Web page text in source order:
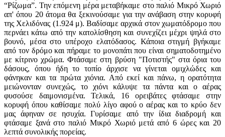
“Ρίζωμα”. Την επόμενη μέρα μεταβήκαμε στο παλιό Μικρό Χωριό
απ' όπου 20 άτομα θα ξεκινούσαμε για την ανάβαση στην κορυφή
της Χελιδόνας (1.924 μ). Βαδίσαμε αρχικά στον χωματόδρομο που
περνάει κάτω από την κατολίσθηση και συνεχίζει μέχρι ψηλά στο
βουνό, μέσα στο υπέροχο ελατόδασος. Κάποια στιγμή βγήκαμε
από τον δρόμο και πήραμε το μονοπάτι που είναι σηματοδοτημένο
με κίτρινο χρώμα. Φτάσαμε στη βρύση "Ποτιστής" στα όρια του
δάσους, όπου ήδη το τοπίο άρχισε να γίνεται ομιχλώδες και
φάνηκαν και τα πρώτα χιόνια. Από εκεί και πάνω, η ορατότητα
μειώνονταν συνεχώς, το χιόνι κάλυψε τα πάντα και ο αέρας
φυσούσε δαιμονισμένα. Τελικά, 16 ορειβάτες φτάσαμε στην
κορυφή όπου καθίσαμε πολύ λίγο αφού ο αέρας και το κρύο δεν
μας άφηναν σε ησυχία. Γυρίσαμε από την ίδια διαδρομή και
φτάσαμε ξανά στο παλιό Μικρό Χωριό μετά από 6 ώρες και 20
λεπτά συνολικής πορείας.